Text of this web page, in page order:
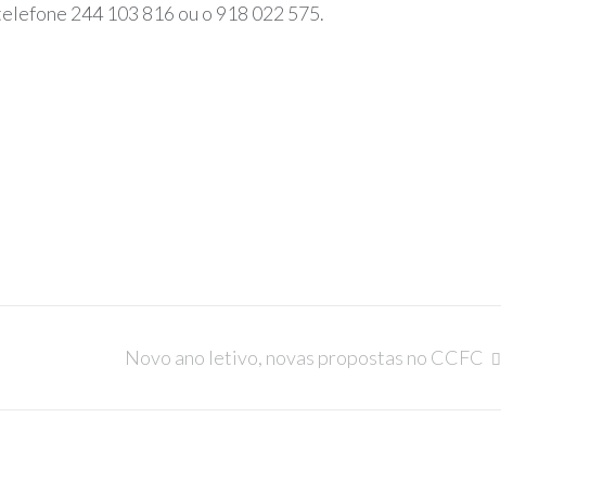
244 103 816 ou o 918 022 575.
Novo ano letivo, novas propostas no CCFC